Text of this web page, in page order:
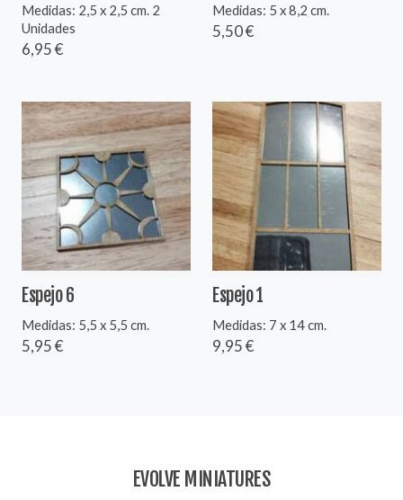
Medidas: 2,5 x 2,5 cm. 2
Unidades
6,95 €
Medidas: 5 x 8,2 cm.
5,50 €
Espejo 6
Medidas: 5,5 x 5,5 cm.
5,95 €
Espejo 1
Medidas: 7 x 14 cm.
9,95 €
EVOLVE MINIATURES